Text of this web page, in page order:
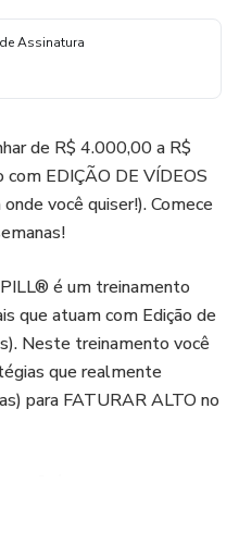
Assinatura
de R$ 4.000,00 a R$
EDIÇÃO DE VÍDEOS
você quiser!). Comece
é um treinamento
que atuam com Edição de
Neste treinamento você
que realmente
para FATURAR ALTO no
mostramos a você o